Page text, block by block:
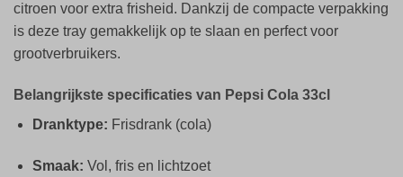
citroen voor extra frisheid. Dankzij de compacte verpakking
is deze tray gemakkelijk op te slaan en perfect voor
grootverbruikers.
Belangrijkste specificaties van Pepsi Cola 33cl
Dranktype: Frisdrank (cola)
Smaak: Vol, fris en lichtzoet